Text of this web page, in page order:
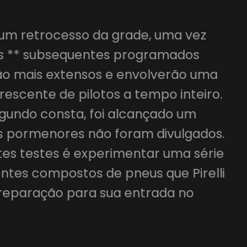
retrocesso da grade, uma vez
** subsequentes programados
mais extensos e envolverão uma
de pilotos a tempo inteiro.
consta, foi alcançado um
pormenores não foram divulgados.
testes é experimentar uma série
compostos de pneus que Pirelli
para sua entrada no